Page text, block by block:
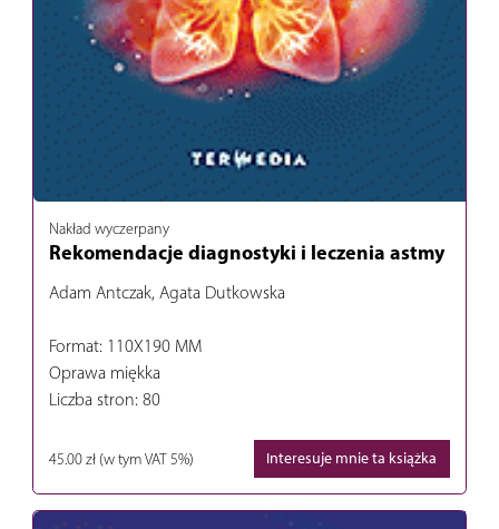
Nakład wyczerpany
Rekomendacje diagnostyki i leczenia astmy
Adam Antczak, Agata Dutkowska
Format: 110X190 MM
Oprawa miękka
Liczba stron: 80
45.00 zł (w tym VAT 5%) Interesuje mnie ta książka